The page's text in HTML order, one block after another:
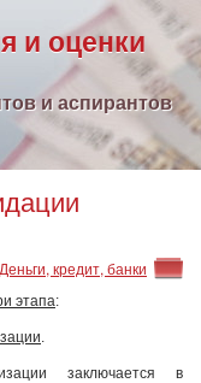
и оценки
и аспирантов
Деньги, кредит, банки
этапа:
.
заключается в